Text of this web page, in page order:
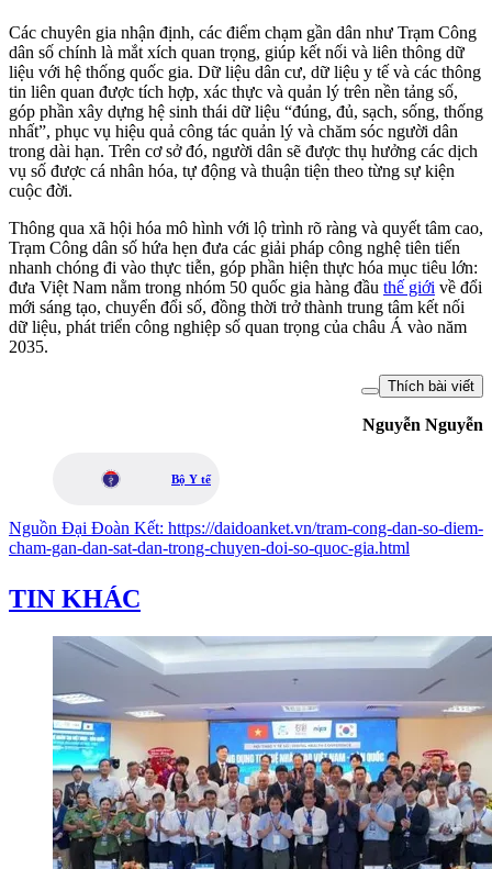
Các chuyên gia nhận định, các điểm chạm gần dân như Trạm Công
dân số chính là mắt xích quan trọng, giúp kết nối và liên thông dữ
liệu với hệ thống quốc gia. Dữ liệu dân cư, dữ liệu y tế và các thông
tin liên quan được tích hợp, xác thực và quản lý trên nền tảng số,
góp phần xây dựng hệ sinh thái dữ liệu “đúng, đủ, sạch, sống, thống
nhất”, phục vụ hiệu quả công tác quản lý và chăm sóc người dân
trong dài hạn. Trên cơ sở đó, người dân sẽ được thụ hưởng các dịch
vụ số được cá nhân hóa, tự động và thuận tiện theo từng sự kiện
cuộc đời.
Thông qua xã hội hóa mô hình với lộ trình rõ ràng và quyết tâm cao,
Trạm Công dân số hứa hẹn đưa các giải pháp công nghệ tiên tiến
nhanh chóng đi vào thực tiễn, góp phần hiện thực hóa mục tiêu lớn:
đưa Việt Nam nằm trong nhóm 50 quốc gia hàng đầu thế giới về đổi
mới sáng tạo, chuyển đổi số, đồng thời trở thành trung tâm kết nối
dữ liệu, phát triển công nghiệp số quan trọng của châu Á vào năm
2035.
Thích bài viết
Nguyễn Nguyễn
Bộ Y tế
Nguồn Đại Đoàn Kết: https://daidoanket.vn/tram-cong-dan-so-diem-
cham-gan-dan-sat-dan-trong-chuyen-doi-so-quoc-gia.html
TIN KHÁC